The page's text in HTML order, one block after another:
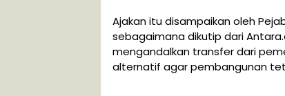
Ajakan itu disampaikan oleh
sebagaimana dikutip dari
mengandalkan transfer dari
alternatif agar pembangunan